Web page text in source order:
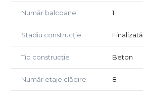
Număr balcoane 1
Stadiu construcție Finalizată
Tip construcție Beton
Număr etaje clădire 8